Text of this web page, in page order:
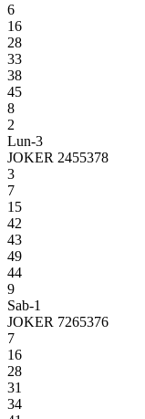
6
16
28
33
38
45
8
2
Lun-3
JOKER 2455378
3
7
15
42
43
49
44
9
Sab-1
JOKER 7265376
7
16
28
31
34